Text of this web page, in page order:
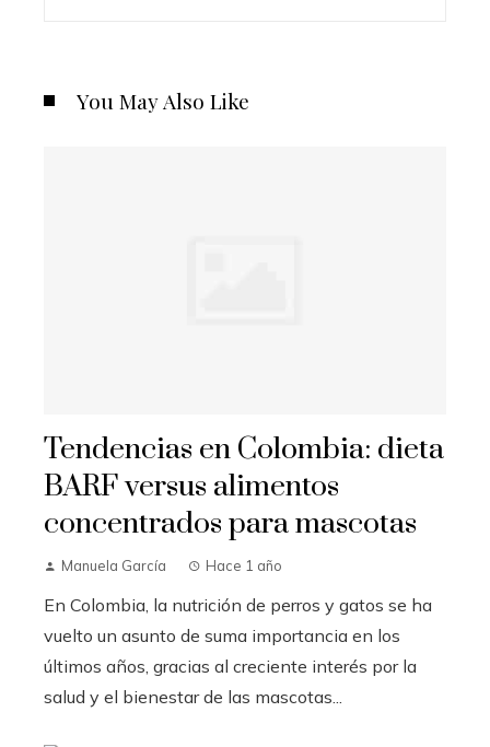
You May Also Like
Tendencias en Colombia: dieta
BARF versus alimentos
concentrados para mascotas
Manuela García Hace 1 año
En Colombia, la nutrición de perros y gatos se ha
vuelto un asunto de suma importancia en los
últimos años, gracias al creciente interés por la
salud y el bienestar de las mascotas...